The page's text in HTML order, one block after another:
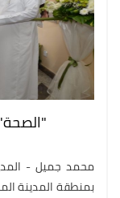
محمد جميل -
بمنطقة المدينة